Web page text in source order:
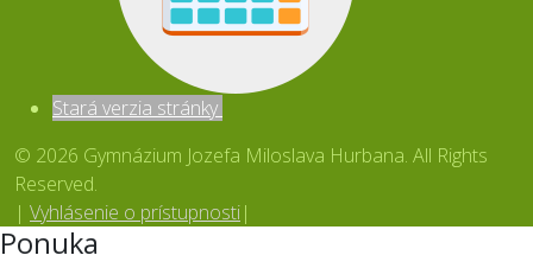
Stará verzia stránky
© 2026 Gymnázium Jozefa Miloslava Hurbana. All Rights
Reserved.
| Vyhlásenie o prístupnosti|
Ponuka